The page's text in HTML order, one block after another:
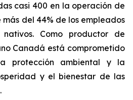
casi 400 en la operación de
del 44% de los empleados
Como productor de
Canadá está comprometido
protección ambiental y la
y el bienestar de las